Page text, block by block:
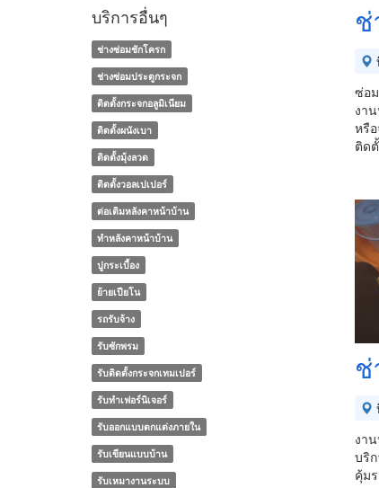
ซ่อ
งา
หรื
ติด
งา
บริ
คุ้ม
บริการอื่นๆ
ช่างซ่อมชักโครก
ช่างซ่อมประตูกระจก
ติดตั้งกระจกอลูมิเนียม
ติดตั้งผนังเบา
ติดตั้งมุ้งลวด
ติดตั้งวอลเปเปอร์
ต่อเติมหลังคาหน้าบ้าน
ทําหลังคาหน้าบ้าน
ปูกระเบื้อง
ย้ายเปียโน
รถรับจ้าง
รับซักพรม
รับติดตั้งกระจกเทมเปอร์
รับทำเฟอร์นิเจอร์
รับออกแบบตกแต่งภายใน
รับเขียนแบบบ้าน
รับเหมางานระบบ